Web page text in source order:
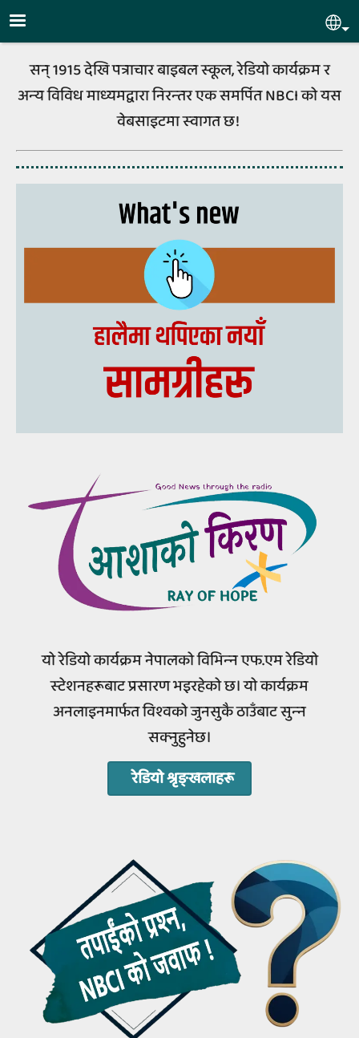
Skip to main content
सन्‌ 1915 देखि पत्राचार बाइबल स्‍कूल, रेडियो कार्यक्रम र
अन्‍य विविध माध्‍यमद्वारा निरन्‍तर एक समर्पित NBCI को यस
वेबसाइटमा स्‍वागत छ!
यो रेडियो कार्यक्रम नेपालको विभिन्‍न एफ.एम रेडियो
स्‍टेशनहरूबाट प्रसारण भइरहेको छ। यो कार्यक्रम
अनलाइनमार्फत विश्‍वको जुनसुकै ठाउँबाट सुन्‍न
सक्‍नुहुनेछ।
रेडियो श्रृङ्खलाहरू